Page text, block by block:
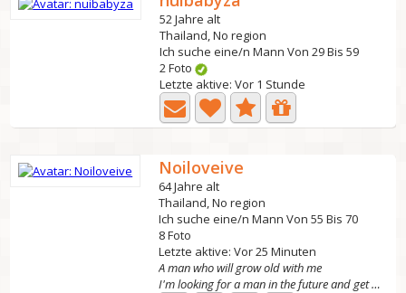
52 Jahre alt
Thailand, No region
Ich suche eine/n Mann Von 29 Bis 59
2 Foto
Letzte aktive: Vor 1 Stunde
Noiloveive
64 Jahre alt
Thailand, No region
Ich suche eine/n Mann Von 55 Bis 70
8 Foto
Letzte aktive: Vor 25 Minuten
A man who will grow old with me
I'm looking for a man in the future and get old together...